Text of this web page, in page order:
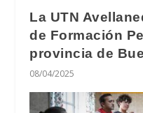
La UTN
de Formación
provincia de
08/04/2025